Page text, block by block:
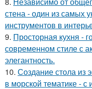
стена - один из самых
инструментов в
9. Просторная кухня -
современном стиле с
элегантность.
10. Создание стола из
в морской тематике -